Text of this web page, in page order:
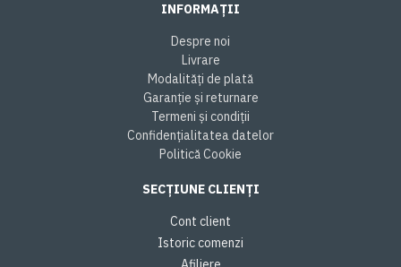
INFORMAȚII
Despre noi
Livrare
Modalități de plată
Garanție și returnare
Termeni și condiții
Confidențialitatea datelor
Politică Cookie
SECȚIUNE CLIENȚI
Cont client
Istoric comenzi